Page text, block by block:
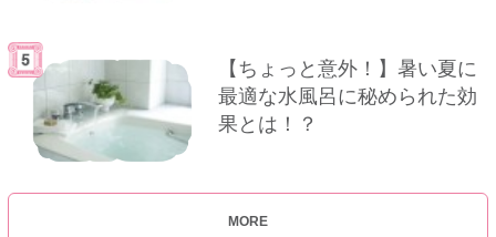
【ちょっと意外！】暑い夏に
最適な水風呂に秘められた効
果とは！？
MORE